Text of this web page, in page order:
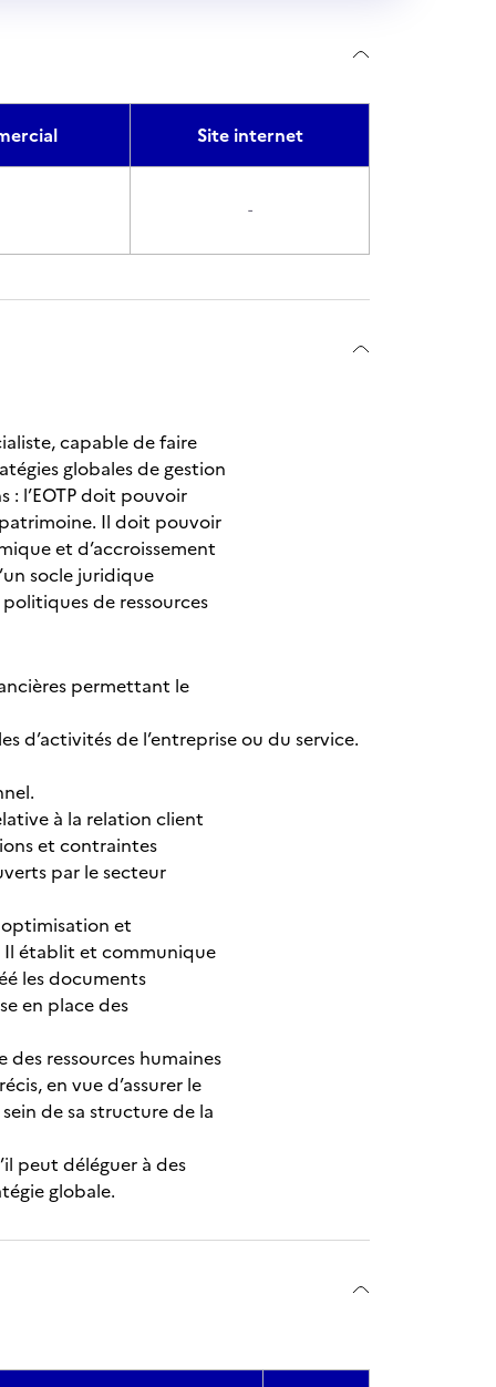
Site internet
-
capable de faire
globales de gestion
: l’EOTP doit pouvoir
Il doit pouvoir
et d’accroissement
socle juridique
de ressources
permettant le
d’activités de l’entreprise ou du service.
à la relation client
et contraintes
par le secteur
optimisation et
Il établit et communique
les documents
en place des
ressources humaines
en vue d’assurer le
de sa structure de la
peut déléguer à des
globale.